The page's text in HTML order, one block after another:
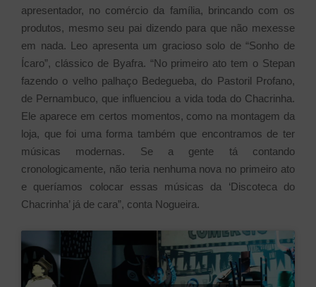
apresentador, no comércio da família, brincando com os
produtos, mesmo seu pai dizendo para que não mexesse
em nada. Leo apresenta um gracioso solo de “Sonho de
Ícaro”, clássico de Byafra. “No primeiro ato tem o Stepan
fazendo o velho palhaço Bedegueba, do Pastoril Profano,
de Pernambuco, que influenciou a vida toda do Chacrinha.
Ele aparece em certos momentos, como na montagem da
loja, que foi uma forma também que encontramos de ter
músicas modernas. Se a gente tá contando
cronologicamente, não teria nenhuma nova no primeiro ato
e queríamos colocar essas músicas da ‘Discoteca do
Chacrinha’ já de cara”, conta Nogueira.